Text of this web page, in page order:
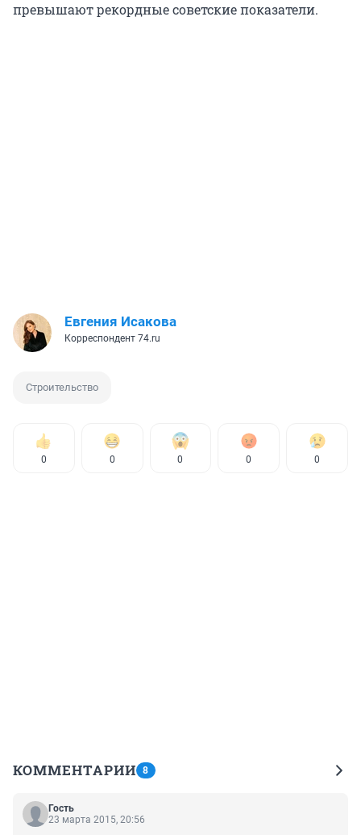
превышают рекордные советские показатели.
Евгения Исакова
Корреспондент 74.ru
Строительство
0 0 0 0 0
КОММЕНТАРИИ 8
Гость
23 марта 2015, 20:56